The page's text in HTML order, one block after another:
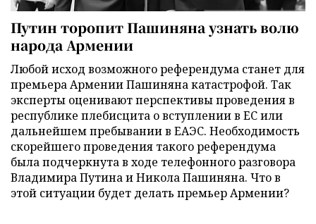
Путин торопит Пашиняна узнать волю
народа Армении
Любой исход возможного референдума станет для
премьера Армении Пашиняна катастрофой. Так
эксперты оценивают перспективы проведения в
республике плебисцита о вступлении в ЕС или
дальнейшем пребывании в ЕАЭС. Необходимость
скорейшего проведения такого референдума
была подчеркнута в ходе телефонного разговора
Владимира Путина и Никола Пашиняна. Что в
этой ситуации будет делать премьер Армении?